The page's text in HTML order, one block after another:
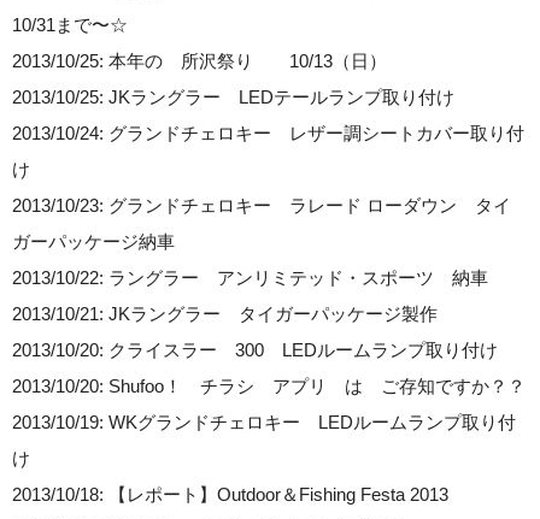
10/31まで〜☆
2013/10/25: 本年の 所沢祭り 10/13（日）
2013/10/25: JKラングラー LEDテールランプ取り付け
2013/10/24: グランドチェロキー レザー調シートカバー取り付
け
2013/10/23: グランドチェロキー ラレード ローダウン タイ
ガーパッケージ納車
2013/10/22: ラングラー アンリミテッド・スポーツ 納車
2013/10/21: JKラングラー タイガーパッケージ製作
2013/10/20: クライスラー 300 LEDルームランプ取り付け
2013/10/20: Shufoo！ チラシ アプリ は ご存知ですか？？
2013/10/19: WKグランドチェロキー LEDルームランプ取り付
け
2013/10/18: 【レポート】Outdoor＆Fishing Festa 2013